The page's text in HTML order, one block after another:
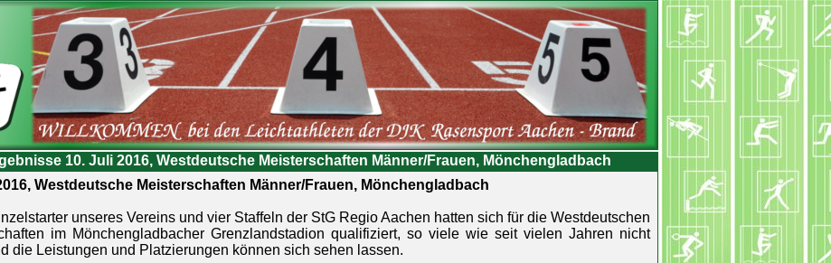
10. Juli 2016, Westdeutsche Meisterschaften Männer/Frauen, Mönchengladbach
Westdeutsche Meisterschaften Männer/Frauen, Mönchengladbach
unseres Vereins und vier Staffeln der StG Regio Aachen hatten sich für die Westdeutschen
im Mönchengladbacher Grenzlandstadion qualifiziert, so viele wie seit vielen Jahren nicht
die Leistungen und Platzierungen können sich sehen lassen.